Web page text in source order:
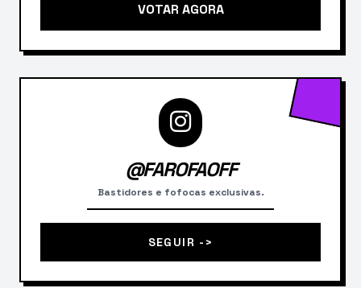
VOTAR AGORA
@FAROFAOFF
Bastidores e fofocas exclusivas.
SEGUIR ->